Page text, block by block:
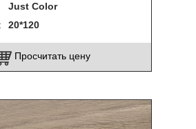
Just Color
20*120
Просчитать цену